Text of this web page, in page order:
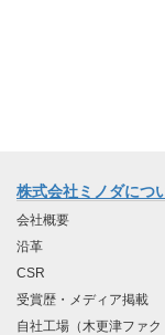
株式会社ミノダにつ
会社概要
沿革
CSR
受賞歴・メディア掲載
自社工場（木更津ファク